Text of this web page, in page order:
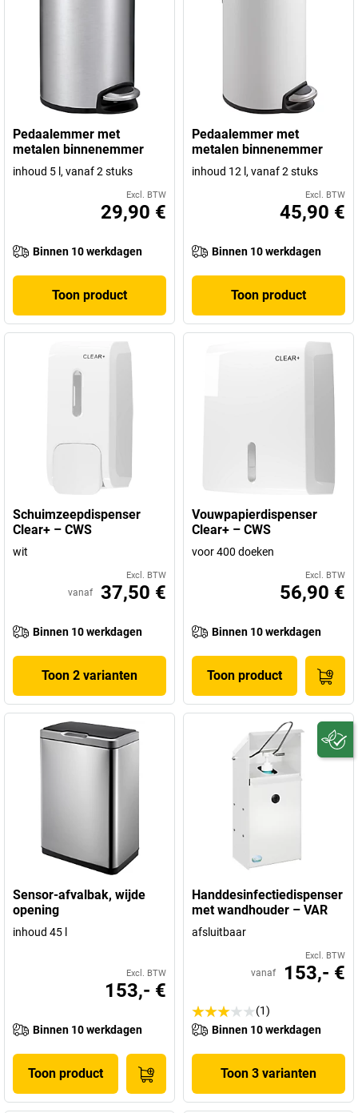
Pedaalemmer met
metalen binnenemmer
inhoud 5 l, vanaf 2 stuks
Excl. BTW
29,90 €
Binnen 10 werkdagen
Toon product
Pedaalemmer met
metalen binnenemmer
inhoud 12 l, vanaf 2 stuks
Excl. BTW
45,90 €
Binnen 10 werkdagen
Toon product
Schuimzeepdispenser
Clear+ – CWS
wit
Excl. BTW
vanaf 37,50 €
Binnen 10 werkdagen
Toon 2 varianten
Vouwpapierdispenser
Clear+ – CWS
voor 400 doeken
Excl. BTW
56,90 €
Binnen 10 werkdagen
Toon product
Sensor-afvalbak, wijde
opening
inhoud 45 l
Excl. BTW
153,- €
Binnen 10 werkdagen
Toon product
Handdesinfectiedispenser
met wandhouder – VAR
afsluitbaar
Excl. BTW
vanaf 153,- €
(1)
Binnen 10 werkdagen
Toon 3 varianten